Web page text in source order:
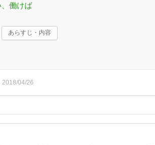
働けば
あらすじ・内容
2018/04/26